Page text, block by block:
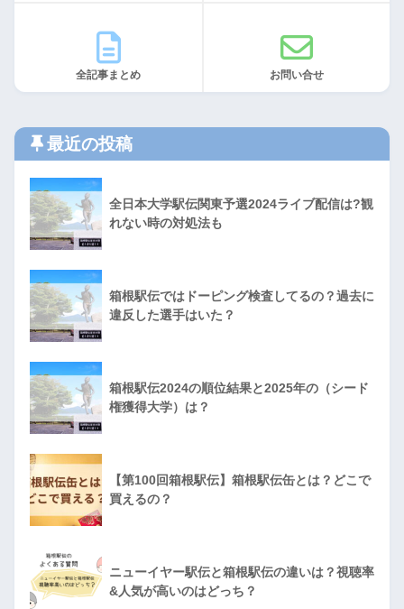
全記事まとめ お問い合せ
最近の投稿
全日本大学駅伝関東予選2024ライブ配信は?観
れない時の対処法も
箱根駅伝ではドーピング検査してるの？過去に
違反した選手はいた？
箱根駅伝2024の順位結果と2025年の（シード
権獲得大学）は？
【第100回箱根駅伝】箱根駅伝缶とは？どこで
買えるの？
ニューイヤー駅伝と箱根駅伝の違いは？視聴率
&人気が高いのはどっち？